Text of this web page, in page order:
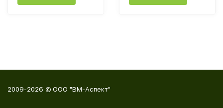
2009-2026 © ООО "ВМ-Аспект"